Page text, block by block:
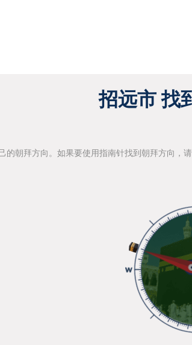
招远市 找
的朝拜方向。如果要使用指南针找到朝拜方向